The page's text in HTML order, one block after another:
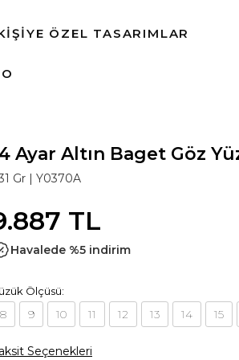
ÖZEL TASARIMLAR
Ayar Altın Baget Göz
Gr | Y0370A
TL
Havalede %5 indirim
Ölçüsü:
8 9 10 11 12 13 14 15
Seçenekleri